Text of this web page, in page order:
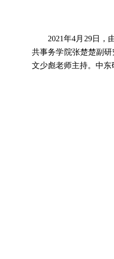
2021年4月 29日，
共事务学院张楚楚副
文少彪老师主持。中